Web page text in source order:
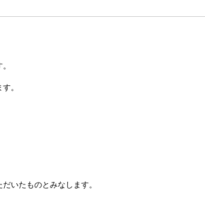
。
いたものとみなします。